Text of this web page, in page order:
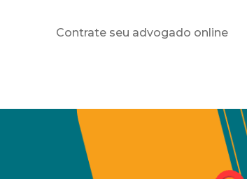
Contrate seu advogado online